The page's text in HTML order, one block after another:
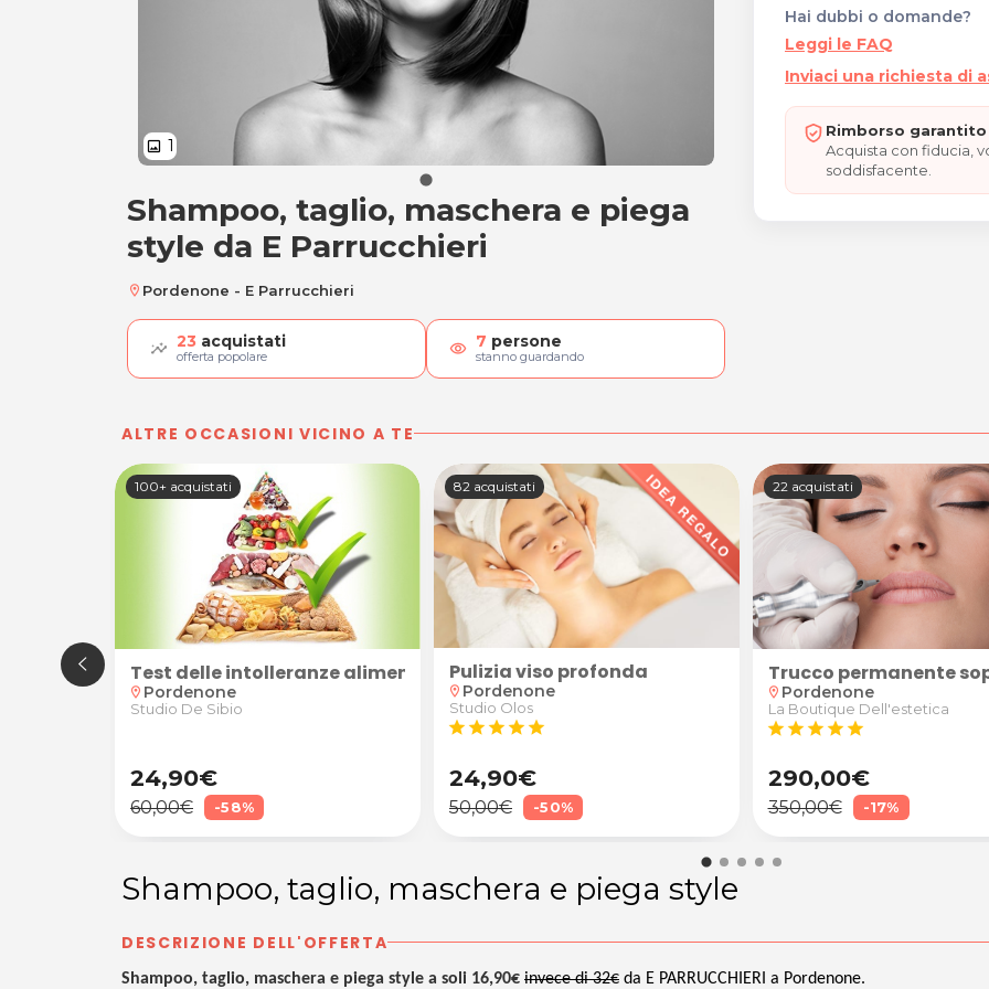
image 1
Shampoo, taglio, maschera e piega style
Shampoo, taglio, maschera e piega
style da E Parrucchieri
location_on Pordenone - E Parrucchieri
23 acquistati
offerta popolare visibility 7 persone
stanno guardando
Hai dubbi o domande?
Leggi le FAQ
Inviaci una richiesta di
Rimborso
Acquista con fiducia,
soddisfacente.
ALTRE OCCASIONI VICINO A TE
con anamnesi, valutazione degli obiettivi e test posturali + eventuali 2 sedute di ginnastica posturale
100+ acquistati
Test delle intolleranze alimentari
location_on Pordenone
Studio De Sibio
24,90€
60,00€ -58%
82 acquistati
Pulizia viso profonda
location_on Pordenone
Studio Olos
star star star star star
24,90€
50,00€ -50%
22 acquistati
Trucco permanente
location_on Pordenone
La Boutique Dell'estetica
star star star star star
290,00€
350,00€ -17%
Shampoo, taglio, maschera e piega style
DESCRIZIONE DELL'OFFERTA
Shampoo, taglio, maschera e piega style a soli 16,90€ invece di 32€ da E PARRUCCHIERI a Pordenone.